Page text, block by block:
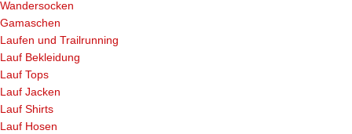
Wandersocken
Gamaschen
Laufen und Trailrunning
Lauf Bekleidung
Lauf Tops
Lauf Jacken
Lauf Shirts
Lauf Hosen